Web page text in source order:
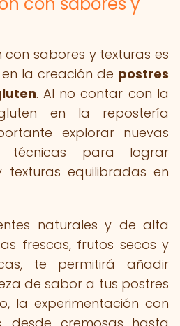
con sabores y texturas es
la creación de postres
. Al no contar con la
en la repostería
explorar nuevas
técnicas para lograr
texturas equilibradas en
naturales y de alta
frescas, frutos secos y
te permitirá añadir
de sabor a tus postres
la experimentación con